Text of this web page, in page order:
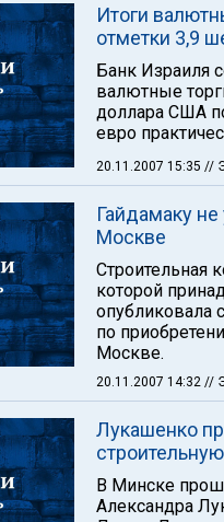
Итоги
отметки 3,9
Банк Израиля
валютные
доллара США
евро
20.11.2007 15:35 //
Гайдамаку
Москве
Строительная
которой
опубликовала
по
Москве.
20.11.2007 14:32 //
Лукашенко
В Минске
Александра